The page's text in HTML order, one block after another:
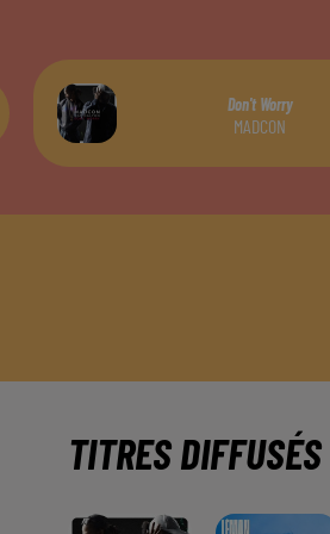
Don't Worry
MADCON
TITRES DIFFUSÉS